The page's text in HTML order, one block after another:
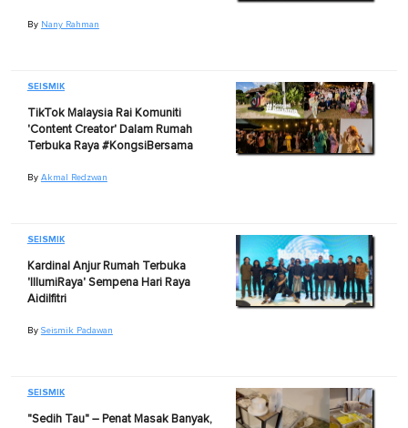
By Nany Rahman
SEISMIK
TikTok Malaysia Rai Komuniti
'Content Creator' Dalam Rumah
Terbuka Raya #KongsiBersama
By Akmal Redzwan
SEISMIK
Kardinal Anjur Rumah Terbuka
'lllumiRaya' Sempena Hari Raya
Aidilfitri
By Seismik Padawan
SEISMIK
"Sedih Tau" – Penat Masak Banyak,